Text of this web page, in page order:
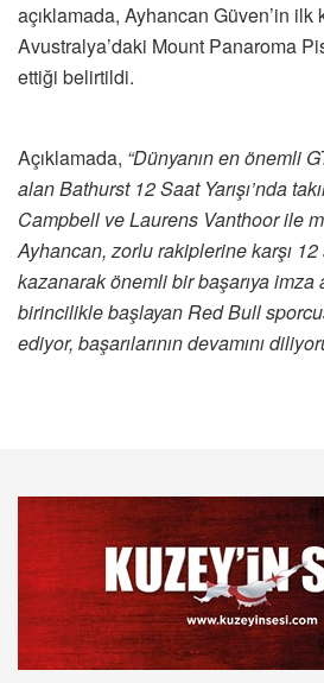
açıklamada, Ayhancan Güven’in ilk
Avustralya’daki Mount Panaroma
ettiği belirtildi.
Açıklamada, “Dünyanın en önemli
alan Bathurst 12 Saat Yarışı’nda
Campbell ve Laurens Vanthoor ile
Ayhancan, zorlu rakiplerine karşı 12
kazanarak önemli bir başarıya imza
birincilikle başlayan Red Bull
ediyor, başarılarının devamını